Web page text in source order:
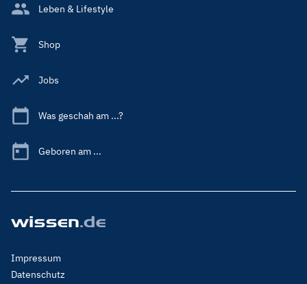
Leben & Lifestyle
Shop
Jobs
Was geschah am ...?
Geboren am ...
Footer
Menu
Impressum
Datenschutz